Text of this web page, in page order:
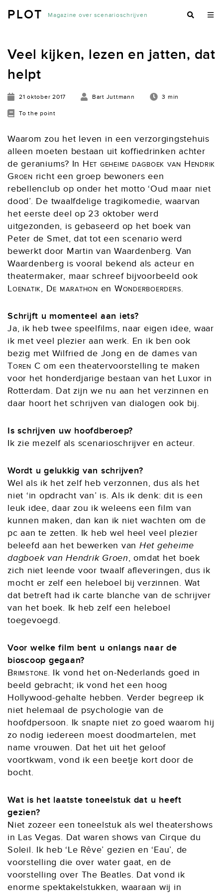
PLOT Magazine over scenarioschrijven
Veel kijken, lezen en jatten, dat
helpt
21 oktober 2017 Bart Juttmann 3 min
To the point
Waarom zou het leven in een verzorgingstehuis
alleen moeten bestaan uit koffiedrinken achter
de geraniums? In Het geheime dagboek van Hendrik
Groen richt een groep bewoners een
rebellenclub op onder het motto ‘Oud maar niet
dood’. De twaalfdelige tragikomedie, waarvan
het eerste deel op 23 oktober werd
uitgezonden, is gebaseerd op het boek van
Peter de Smet, dat tot een scenario werd
bewerkt door Martin van Waardenberg. Van
Waardenberg is vooral bekend als acteur en
theatermaker, maar schreef bijvoorbeeld ook
Loenatik, De marathon en Wonderboerders.
Schrijft u momenteel aan iets?
Ja, ik heb twee speelfilms, naar eigen idee, waar
ik met veel plezier aan werk. En ik ben ook
bezig met Wilfried de Jong en de dames van
Toren C om een theatervoorstelling te maken
voor het honderdjarige bestaan van het Luxor in
Rotterdam. Dat zijn we nu aan het verzinnen en
daar hoort het schrijven van dialogen ook bij.
Is schrijven uw hoofdberoep?
Ik zie mezelf als scenarioschrijver en acteur.
Wordt u gelukkig van schrijven?
Wel als ik het zelf heb verzonnen, dus als het
niet ‘in opdracht van’ is. Als ik denk: dit is een
leuk idee, daar zou ik weleens een film van
kunnen maken, dan kan ik niet wachten om de
pc aan te zetten. Ik heb wel heel veel plezier
beleefd aan het bewerken van Het geheime
dagboek van Hendrik Groen, omdat het boek
zich niet leende voor twaalf afleveringen, dus ik
mocht er zelf een heleboel bij verzinnen. Wat
dat betreft had ik carte blanche van de schrijver
van het boek. Ik heb zelf een heleboel
toegevoegd.
Voor welke film bent u onlangs naar de
bioscoop gegaan?
Brimstone. Ik vond het on-Nederlands goed in
beeld gebracht; ik vond het een hoog
Hollywood-gehalte hebben. Verder begreep ik
niet helemaal de psychologie van de
hoofdpersoon. Ik snapte niet zo goed waarom hij
zo nodig iedereen moest doodmartelen, met
name vrouwen. Dat het uit het geloof
voortkwam, vond ik een beetje kort door de
bocht.
Wat is het laatste toneelstuk dat u heeft
gezien?
Niet zozeer een toneelstuk als wel theatershows
in Las Vegas. Dat waren shows van Cirque du
Soleil. Ik heb ‘Le Rêve’ gezien en ‘Eau’, de
voorstelling die over water gaat, en de
voorstelling over The Beatles. Dat vond ik
enorme spektakelstukken, waaraan wij in